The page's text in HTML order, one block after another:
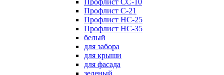
Профлист СС-10
Профлист C-21
Профлист НС-25
Профлист НС-35
белый
для забора
для крыши
для фасада
зеленый